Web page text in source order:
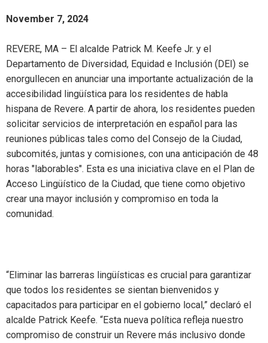
November 7, 2024
REVERE, MA – El alcalde Patrick M. Keefe Jr. y el
Departamento de Diversidad, Equidad e Inclusión (DEI) se
enorgullecen en anunciar una importante actualización de la
accesibilidad lingüística para los residentes de habla
hispana de Revere. A partir de ahora, los residentes pueden
solicitar servicios de interpretación en español para las
reuniones públicas tales como del Consejo de la Ciudad,
subcomités, juntas y comisiones, con una anticipación de 48
horas "laborables". Esta es una iniciativa clave en el Plan de
Acceso Lingüístico de la Ciudad, que tiene como objetivo
crear una mayor inclusión y compromiso en toda la
comunidad.
“Eliminar las barreras lingüísticas es crucial para garantizar
que todos los residentes se sientan bienvenidos y
capacitados para participar en el gobierno local,” declaró el
alcalde Patrick Keefe. “Esta nueva política refleja nuestro
compromiso de construir un Revere más inclusivo donde